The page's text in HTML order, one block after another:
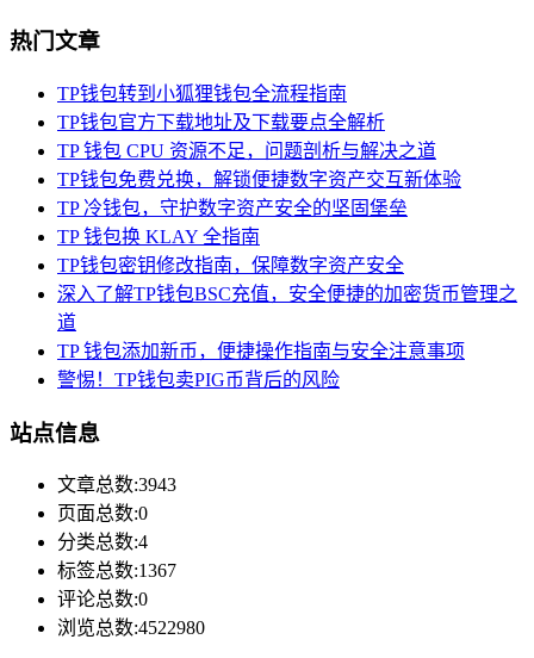
热门文章
TP钱包转到小狐狸钱包全流程指南
TP钱包官方下载地址及下载要点全解析
TP 钱包 CPU 资源不足，问题剖析与解决之道
TP钱包免费兑换，解锁便捷数字资产交互新体验
TP 冷钱包，守护数字资产安全的坚固堡垒
TP 钱包换 KLAY 全指南
TP钱包密钥修改指南，保障数字资产安全
深入了解TP钱包BSC充值，安全便捷的加密货币管理之
道
TP 钱包添加新币，便捷操作指南与安全注意事项
警惕！TP钱包卖PIG币背后的风险
站点信息
文章总数:3943
页面总数:0
分类总数:4
标签总数:1367
评论总数:0
浏览总数:4522980